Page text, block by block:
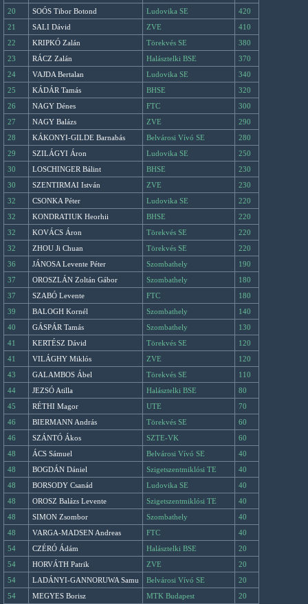
20
SOÓS Tibor Botond Ludovika SE
420
21
SALI Dávid ZVE
410
22
KRIPKÓ Zalán Törekvés SE
380
23
RÁCZ Zalán Halásztelki BSE
370
24
VAJDA Bertalan Ludovika SE
340
25
KÁDÁR Tamás BHSE
320
26
NAGY Dénes FTC
300
27
NAGY Balázs ZVE
290
28
KÁKONYI-GILDE Barnabás Belvárosi Vívó SE
280
29
SZILÁGYI Áron Ludovika SE
250
30
LOSCHINGER Bálint BHSE
230
30
SZENTIRMAI István ZVE
230
32
CSONKA Péter Ludovika SE
220
32
KONDRATIUK Heorhii BHSE
220
32
KOVÁCS Áron Törekvés SE
220
32
ZHOU Ji Chuan Törekvés SE
220
36
JÁNOSA Levente Péter Szombathely
190
37
OROSZLÁN Zoltán Gábor Szombathely
180
37
SZABÓ Levente FTC
180
39
BALOGH Kornél Szombathely
140
40
GÁSPÁR Tamás Szombathely
130
41
KERTÉSZ Dávid Törekvés SE
120
41
VILÁGHY Miklós ZVE
120
43
GALAMBOS Ábel Törekvés SE
110
44
JEZSÓ Atilla Halásztelki BSE
80
45
RÉTHI Magor UTE
70
46
BIERMANN András Törekvés SE
60
46
SZÁNTÓ Ákos SZTE-VK
60
48
ÁCS Sámuel Belvárosi Vívó SE
40
48
BOGDÁN Dániel Szigetszentmiklósi TE
40
48
BORSODY Csanád Ludovika SE
40
48
OROSZ Balázs Levente Szigetszentmiklósi TE
40
48
SIMON Zsombor Szombathely
40
48
VARGA-MADSEN Andreas FTC
40
54
CZÉRÓ Ádám Halásztelki BSE
20
54
HORVÁTH Patrik ZVE
20
54
LADÁNYI-GANNORUWA Samu Belvárosi Vívó SE
20
54
MEGYES Borisz MTK Budapest 20